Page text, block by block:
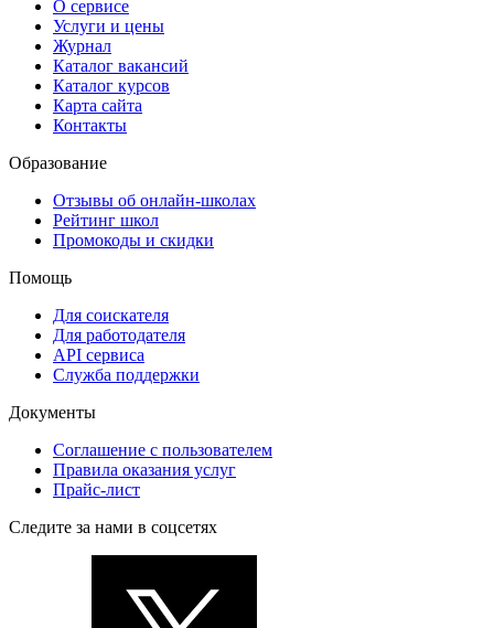
О сервисе
Услуги и цены
Журнал
Каталог вакансий
Каталог курсов
Карта сайта
Контакты
Образование
Отзывы об онлайн-школах
Рейтинг школ
Промокоды и скидки
Помощь
Для соискателя
Для работодателя
API сервиса
Служба поддержки
Документы
Соглашение с пользователем
Правила оказания услуг
Прайс-лист
Следите за нами в соцсетях